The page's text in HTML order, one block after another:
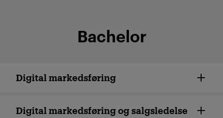
markedsføring, kommunikasjon
og journalistikk. En mastergrad
jobbmuligheter, høyere lønn og
arbeidsoppgaver.
Bachelor
Digital markeds­føring
Digital markedsføring og salgsledelse